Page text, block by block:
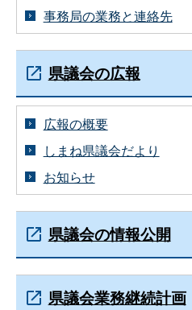
事務局の業務と連絡先
県議会の広報
広報の概要
しまね県議会だより
お知らせ
県議会の情報公開
県議会業務継続計画